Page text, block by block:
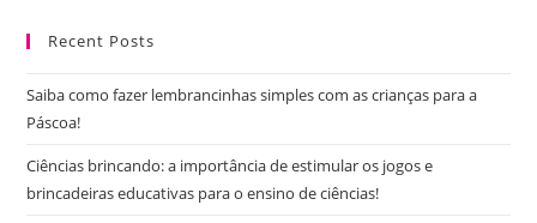
Recent Posts
Saiba como fazer lembrancinhas simples com as crianças para a
Páscoa!
Ciências brincando: a importância de estimular os jogos e
brincadeiras educativas para o ensino de ciências!